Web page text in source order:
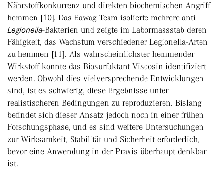
Nährstoffkonkurrenz und direkten biochemischen Angriff
hemmen [10]. Das Eawag-Team isolierte mehrere anti-
Legionella-Bakterien und zeigte im Labormassstab deren
Fähigkeit, das Wachstum verschiedener Legionella-Arten
zu hemmen [11]. Als wahrscheinlichster hemmender
Wirkstoff konnte das Biosurfaktant Viscosin identifiziert
werden. Obwohl dies vielversprechende Entwicklungen
sind, ist es schwierig, diese Ergebnisse unter
realistischeren Bedingungen zu reproduzieren. Bislang
befindet sich dieser Ansatz jedoch noch in einer frühen
Forschungsphase, und es sind weitere Untersuchungen
zur Wirksamkeit, Stabilität und Sicherheit erforderlich,
bevor eine Anwendung in der Praxis überhaupt denkbar
ist.